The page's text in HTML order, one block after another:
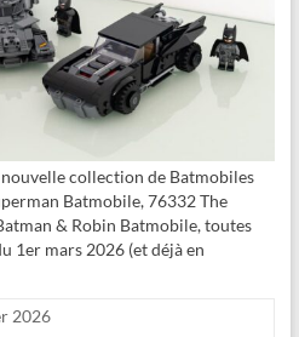
collection de Batmobiles
Batmobile, 76332 The
& Robin Batmobile, toutes
1er mars 2026 (et déjà en
2026